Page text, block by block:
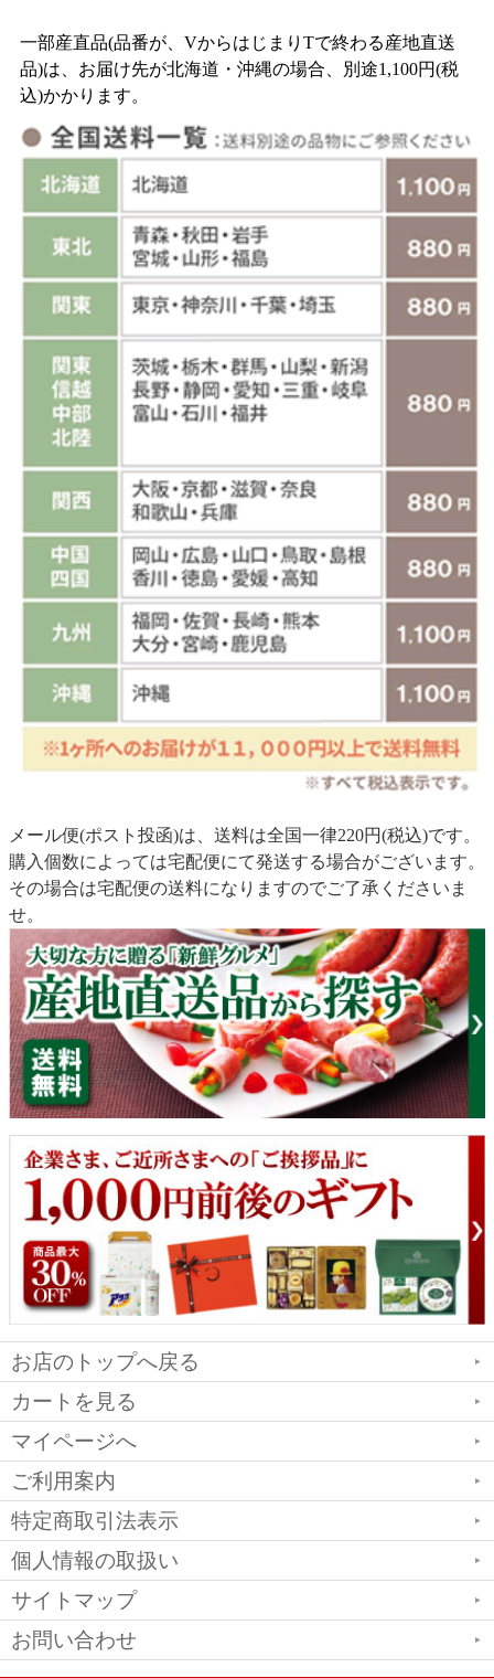
一部産直品(品番が、VからはじまりTで終わる産地直送
品)は、お届け先が北海道・沖縄の場合、別途1,100円(税
込)かかります。
メール便(ポスト投函)は、送料は全国一律220円(税込)です。
購入個数によっては宅配便にて発送する場合がございます。
その場合は宅配便の送料になりますのでご了承くださいま
せ。
お店のトップへ戻る
カートを見る
マイページへ
ご利用案内
特定商取引法表示
個人情報の取扱い
サイトマップ
お問い合わせ